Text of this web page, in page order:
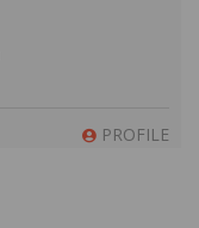
PROFILE